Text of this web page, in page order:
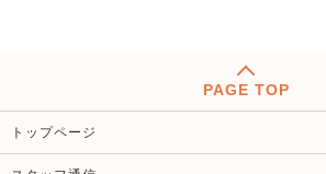
PAGE TOP
トップページ